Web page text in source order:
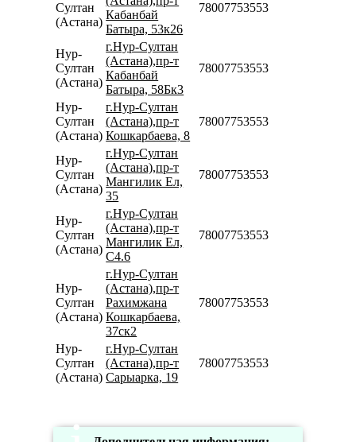
Султан
(Астана)
Кабанбай
Батыра, 53к26
78007753553
Нур-
Султан
(Астана)
г.Нур-Султан
(Астана),пр-т
Кабанбай
Батыра, 58Бк3
78007753553
Нур-
Султан
(Астана)
г.Нур-Султан
(Астана),пр-т
Кошкарбаева, 8
78007753553
Нур-
Султан
(Астана)
г.Нур-Султан
(Астана),пр-т
Мангилик Ел,
35
78007753553
Нур-
Султан
(Астана)
г.Нур-Султан
(Астана),пр-т
Мангилик Ел,
С4.6
78007753553
Нур-
Султан
(Астана)
г.Нур-Султан
(Астана),пр-т
Рахимжана
Кошкарбаева,
37ск2
78007753553
Нур-
Султан
(Астана)
г.Нур-Султан
(Астана),пр-т
Сарыарка, 19
78007753553